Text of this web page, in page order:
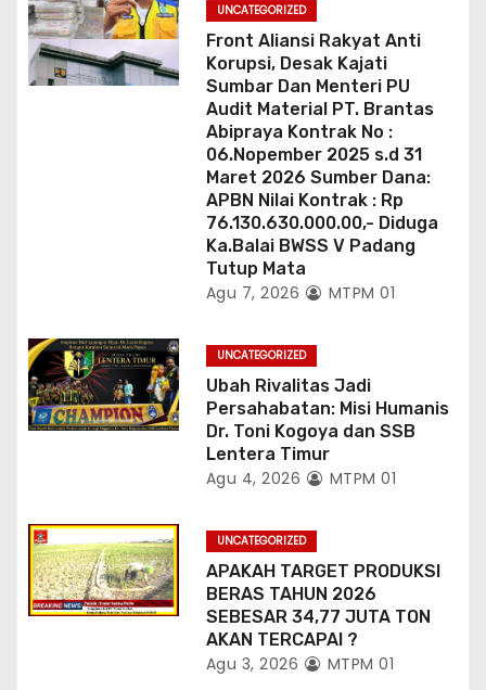
UNCATEGORIZED
Front Aliansi Rakyat Anti
Korupsi, Desak Kajati
Sumbar Dan Menteri PU
Audit Material PT. Brantas
Abipraya Kontrak No :
06.Nopember 2025 s.d 31
Maret 2026 Sumber Dana:
APBN Nilai Kontrak : Rp
76.130.630.000.00,- Diduga
Ka.Balai BWSS V Padang
Tutup Mata
Agu 7, 2026 MTPM 01
UNCATEGORIZED
Ubah Rivalitas Jadi
Persahabatan: Misi Humanis
Dr. Toni Kogoya dan SSB
Lentera Timur
Agu 4, 2026 MTPM 01
UNCATEGORIZED
APAKAH TARGET PRODUKSI
BERAS TAHUN 2026
SEBESAR 34,77 JUTA TON
AKAN TERCAPAI ?
Agu 3, 2026 MTPM 01